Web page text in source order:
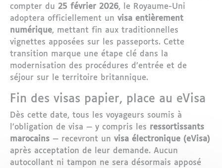
compter du 25 février 2026, le Royaume-Uni
adoptera officiellement un visa entièrement
numérique, mettant fin aux traditionnelles
vignettes apposées sur les passeports. Cette
transition marque une étape clé dans la
modernisation des procédures d’entrée et de
séjour sur le territoire britannique.
Fin des visas papier, place au eVisa
Dès cette date, tous les voyageurs soumis à
l’obligation de visa — y compris les ressortissants
marocains — recevront un visa électronique (eVisa)
après acceptation de leur demande. Aucun
autocollant ni tampon ne sera désormais apposé